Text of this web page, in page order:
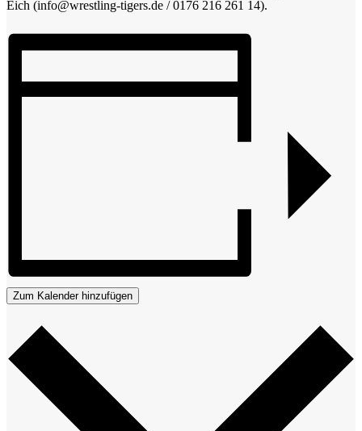
Eich (info@wrestling-tigers.de / 0176 216 261 14).
Zum Kalender hinzufügen